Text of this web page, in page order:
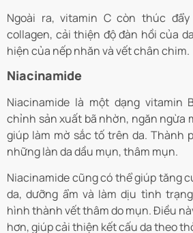
Ngoài ra, vitamin C còn thúc
collagen, cải thiện độ đàn hồi của
hiện của nếp nhăn và vết chân chim.
Niacinamide
Niacinamide là một dạng vitamin
chỉnh sản xuất bã nhờn, ngăn ngừa
giúp làm mờ sắc tố trên da. Thành
những làn da dầu mụn, thâm mụn.
Niacinamide cũng có thể giúp tăng
da, dưỡng ẩm và làm dịu tình
hình thành vết thâm do mụn. Điều
hơn, giúp cải thiện kết cấu da theo